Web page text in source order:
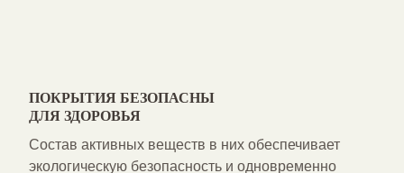
ПОКРЫТИЯ БЕЗОПАСНЫ
ДЛЯ ЗДОРОВЬЯ
Состав активных веществ в них обеспечивает
экологическую безопасность и одновременно